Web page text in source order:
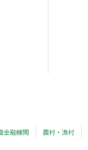
金融機関 農村・漁村